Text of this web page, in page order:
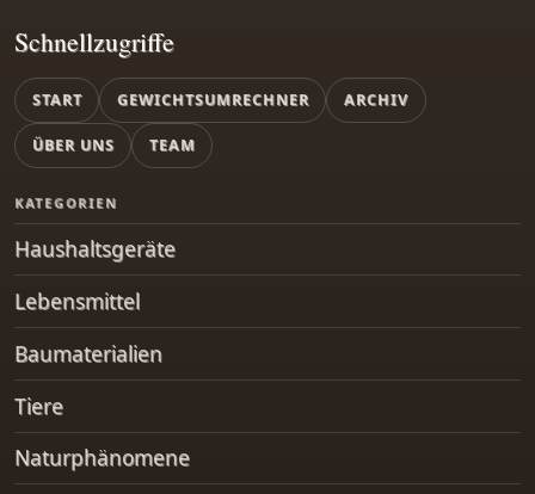
Schnellzugriffe
START GEWICHTSUMRECHNER ARCHIV
ÜBER UNS TEAM
KATEGORIEN
Haushaltsgeräte
Lebensmittel
Baumaterialien
Tiere
Naturphänomene